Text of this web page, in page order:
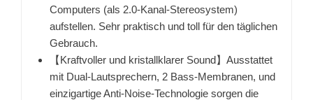
Computers (als 2.0-Kanal-Stereosystem)
aufstellen. Sehr praktisch und toll für den täglichen
Gebrauch.
【Kraftvoller und kristallklarer Sound】Ausstattet
mit Dual-Lautsprechern, 2 Bass-Membranen, und
einzigartige Anti-Noise-Technologie sorgen die